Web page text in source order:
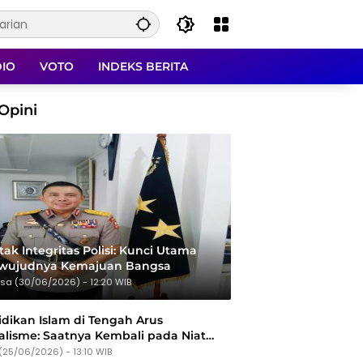
VOTO INDEKS BERITA
Integritas Polisi: Kunci Utama
Kemajuan Bangsa
(30/06/2026) - 12:20 WIB
Islam di Tengah Arus
Saatnya Kembali pada Niat
06/2026) - 13:10 WIB